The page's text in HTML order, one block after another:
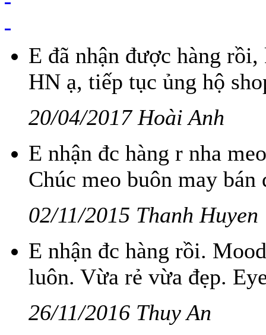
E đã nhận được hàng
HN ạ, tiếp tục ủng hộ
20/04/2017 Hoài Anh
E nhận đc hàng r nha
Chúc meo buôn may
02/11/2015 Thanh Huyen
E nhận đc hàng rồi.
luôn. Vừa rẻ vừa đẹp.
26/11/2016 Thuy An